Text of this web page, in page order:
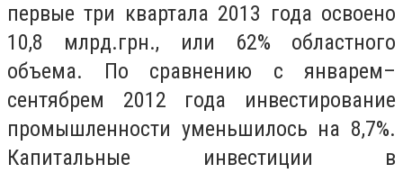
первые три квартала 2013 года освоено
10,8 млрд.грн., или 62% областного
объема. По сравнению с январем–
сентябрем 2012 года инвестирование
промышленности уменьшилось на 8,7%.
Капитальные инвестиции в